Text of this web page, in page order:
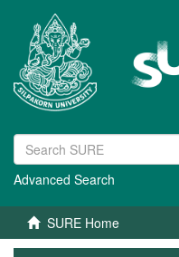
Advanced Search
SURE Home